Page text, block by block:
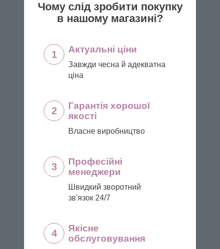
Чому слід зробити покупку
в нашому магазині?
1 Актуальні ціни
Завжди чесна й адекватна
ціна
2
Гарантія хорошої
якості
Власне виробництво
3
Професійні
менеджери
Швидкий зворотний
зв'язок 24/7
4
Якісне
обслуговування